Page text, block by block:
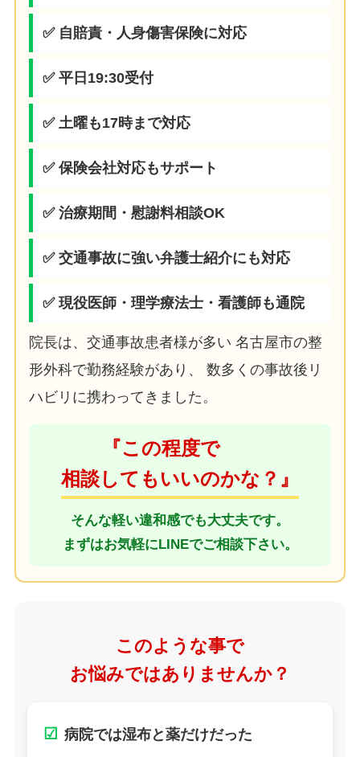
✅ 自賠責・人身傷害保険に対応
✅ 平日19:30受付
✅ 土曜も17時まで対応
✅ 保険会社対応もサポート
✅ 治療期間・慰謝料相談OK
✅ 交通事故に強い弁護士紹介にも対応
✅ 現役医師・理学療法士・看護師も通院
院長は、交通事故患者様が多い 名古屋市の整
形外科で勤務経験があり、 数多くの事故後リ
ハビリに携わってきました。
『この程度で
相談してもいいのかな？』
そんな軽い違和感でも大丈夫です。
まずはお気軽にLINEでご相談下さい。
このような事で
お悩みではありませんか？
☑ 病院では湿布と薬だけだった